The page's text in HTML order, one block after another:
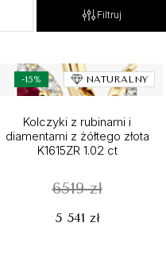
Filtruj
-15% NATURALNY
Kolczyki z rubinami i
diamentami z żółtego złota
K1615ZR 1.02 ct
6519 zł
5 541 zł